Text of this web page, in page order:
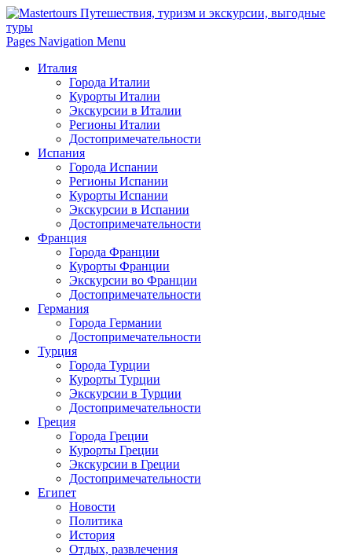
Pages Navigation Menu
Италия
Города Италии
Курорты Италии
Экскурсии в Италии
Регионы Италии
Достопримечательности
Испания
Города Испании
Регионы Испании
Курорты Испании
Экскурсии в Испании
Достопримечательности
Франция
Города Франции
Курорты Франции
Экскурсии во Франции
Достопримечательности
Германия
Города Германии
Достопримечательности
Турция
Города Турции
Курорты Турции
Экскурсии в Турции
Достопримечательности
Греция
Города Греции
Курорты Греции
Экскурсии в Греции
Достопримечательности
Египет
Новости
Политика
История
Отдых, развлечения